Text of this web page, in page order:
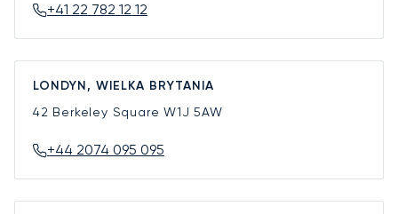
+41 22 782 12 12
LONDYN, WIELKA BRYTANIA
42 Berkeley SquareW1J 5AW
+44 2074 095 095